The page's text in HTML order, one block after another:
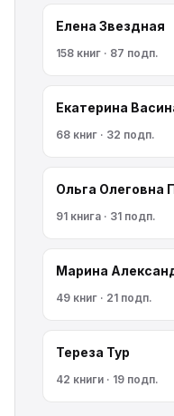
Елена Звездная
158 книг · 87 подп.
Екатерина
68 книг · 32 подп.
Ольга Олеговна
91 книга · 31 подп.
Марина
49 книг · 21 подп.
Тереза Тур
42 книги · 19 подп.